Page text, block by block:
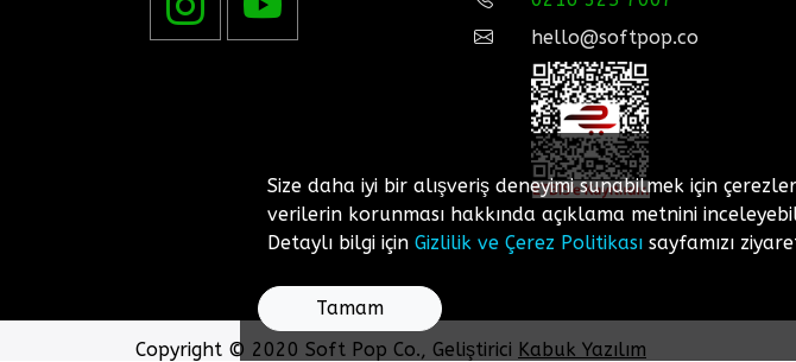
hello@softpop.co
Copyright © 2020 Soft Pop Co., Geliştirici Kabuk Yazılım
Size daha iyi bir alışveriş deneyimi sunabilmek için
verilerin korunması hakkında açıklama metnini
Detaylı bilgi için Gizlilik ve Çerez Politikasısayfamızı
Tamam